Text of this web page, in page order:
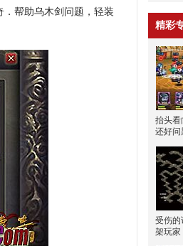
帮助乌木剑问题，轻装
精彩
抬头看
还好问
受伤的
架玩家